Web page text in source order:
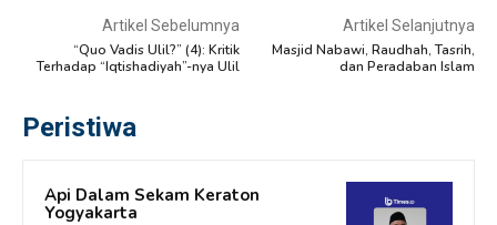
Artikel Sebelumnya
“Quo Vadis Ulil?” (4): Kritik
Terhadap “Iqtishadiyah”-nya Ulil
Artikel Selanjutnya
Masjid Nabawi, Raudhah, Tasrih,
dan Peradaban Islam
Peristiwa
Api Dalam Sekam Keraton
Yogyakarta